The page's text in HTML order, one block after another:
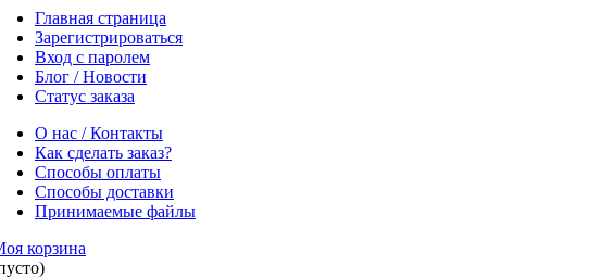
Главная страница
Зарегистрироваться
Вход с паролем
Блог / Новости
Статус заказа
О нас / Контакты
Как сделать заказ?
Способы оплаты
Способы доставки
Принимаемые файлы
корзина